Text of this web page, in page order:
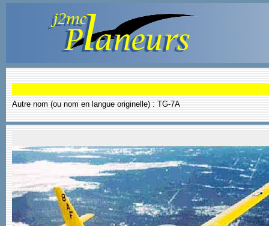
Autre nom (ou nom en langue originelle) : TG-7A